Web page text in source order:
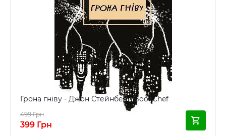
Грона гніву - Джон Стейнбек - BookChef
499 Грн
399 Грн